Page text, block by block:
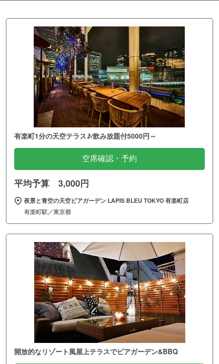
有楽町1分の天空テラス♪/飲み放題付5000円～
空席確認・予約
平均予算 3,000円
夜景と青空の天空ビアガーデン LAPIS BLEU TOKYO 有楽町店
有楽町駅／東京都
開放的なリゾート風屋上テラスでビアガーデン&BBQ